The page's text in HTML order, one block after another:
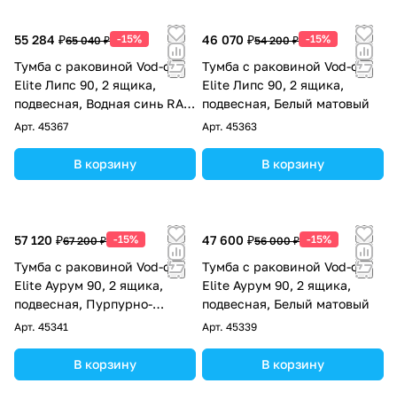
55 284 ₽65 040 ₽ -15%
Тумба с раковиной Vod-ok
Elite Липс 90, 2 ящика,
подвесная, Водная синь RAL
5021
Арт. 45367
В корзину
46 070 ₽54 200 ₽ -15%
Тумба с раковиной Vod-ok
Elite Липс 90, 2 ящика,
подвесная, Белый матовый
Арт. 45363
В корзину
57 120 ₽67 200 ₽ -15%
Тумба с раковиной Vod-ok
Elite Аурум 90, 2 ящика,
подвесная, Пурпурно-
красный RAL 3004
Арт. 45341
В корзину
47 600 ₽56 000 ₽ -15%
Тумба с раковиной Vod-ok
Elite Аурум 90, 2 ящика,
подвесная, Белый матовый
Арт. 45339
В корзину